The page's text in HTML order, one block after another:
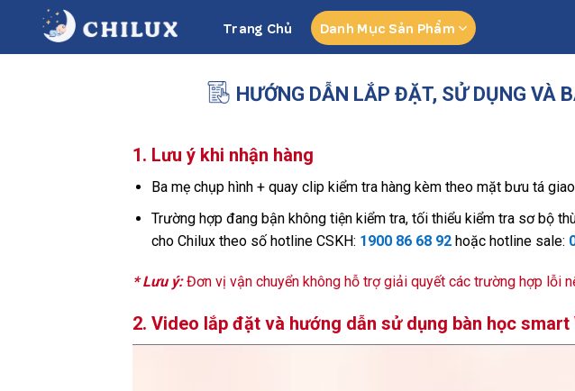
content
Trang Chủ Danh Mục Sản Phẩm
HƯỚNG DẪN LẮP ĐẶT, SỬ DỤNG VÀ
1. Lưu ý khi nhận hàng
Ba mẹ chụp hình + quay clip kiểm tra hàng kèm theo mặt bưu tá
Trường hợp đang bận không tiện kiểm tra, tối thiểu kiểm tra sơ bộ
cho Chilux theo số hotline CSKH: 1900 86 68 92 hoặc hotline sale:
* Lưu ý:Đơn vị vận chuyển không hỗ trợ giải quyết các trường hợp lỗi
2. Video lắp đặt và hướng dẫn sử dụng bàn học